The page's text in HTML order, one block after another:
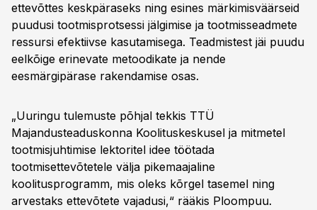
ettevõttes keskpäraseks ning esines märkimisväärseid
puudusi tootmisprotsessi jälgimise ja tootmisseadmete
ressursi efektiivse kasutamisega. Teadmistest jäi puudu
eelkõige erinevate metoodikate ja nende
eesmärgipärase rakendamise osas.
„Uuringu tulemuste põhjal tekkis TTÜ
Majandusteaduskonna Koolituskeskusel ja mitmetel
tootmisjuhtimise lektoritel idee töötada
tootmisettevõtetele välja pikemaajaline
koolitusprogramm, mis oleks kõrgel tasemel ning
arvestaks ettevõtete vajadusi,“ rääkis Ploompuu.